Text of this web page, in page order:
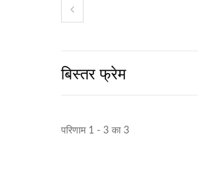
बिस्तर फ्रेम
परिणाम 1 - 3 का 3